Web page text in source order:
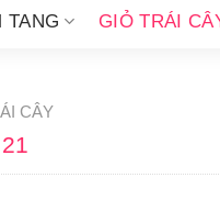
TANG GIỎ TRÁI
CÂY